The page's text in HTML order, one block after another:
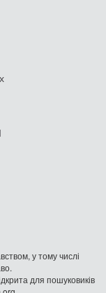
у тому числі
для пошуковиків